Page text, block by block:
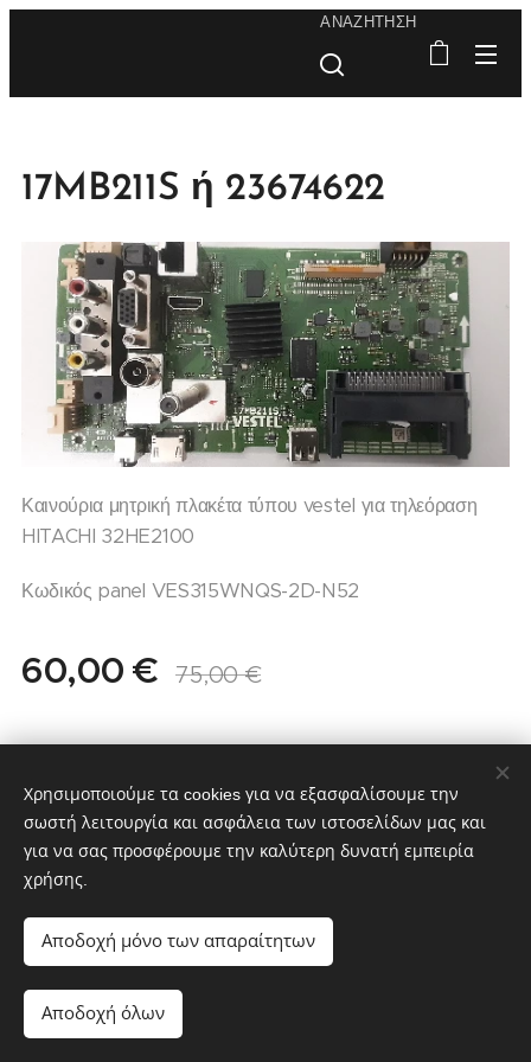
ΑΝΑΖΉΤΗΣΗ
17MB211S ή 23674622
Καινούρια μητρική πλακέτα τύπου vestel για τηλεόραση
HITACHI 32HE2100
Κωδικός panel VES315WNQS-2D-N52
60,00 € 75,00€
Υλοποιήθηκε από:partstv.gr
Χρησιμοποιούμε τα cookies για να εξασφαλίσουμε την
σωστή λειτουργία και ασφάλεια των ιστοσελίδων μας και
για να σας προσφέρουμε την καλύτερη δυνατή εμπειρία
χρήσης.
Αποδοχή μόνο των απαραίτητων
Αποδοχή όλων